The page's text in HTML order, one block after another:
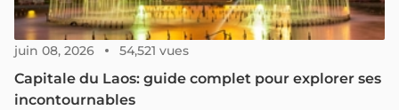
juin 08, 2026 54,521 vues
Capitale du Laos: guide complet pour explorer ses
incontournables